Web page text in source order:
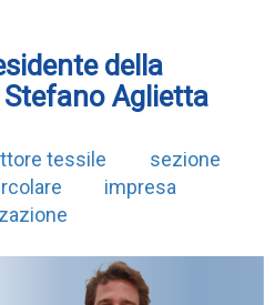
della
Aglietta
tessile
sezione
impresa